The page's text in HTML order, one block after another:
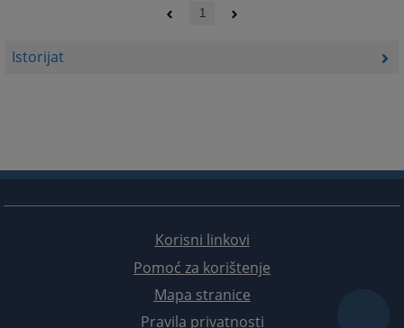
Istorijat
1
Korisni linkovi
Pomoć za korištenje
Mapa stranice
Pravila privatnosti